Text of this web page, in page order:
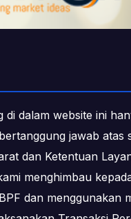
dalam website ini
jawab
dan Ketentuan
menghimbau
dan